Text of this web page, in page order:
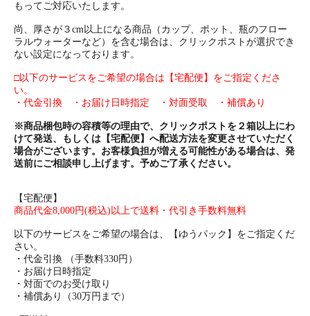
もってご対応いたします。
尚、厚さが３cm以上になる商品（カップ、ポット、瓶のフロー
ラルウォーターなど）を含む場合は、クリックポストが選択でき
ない設定になっております。
□以下のサービスをご希望の場合は【宅配便】をご指定くださ
い。
・代金引換 ・お届け日時指定 ・対面受取 ・補償あり
※商品梱包時の容積等の理由で、クリックポストを２箱以上にわ
けて発送、もしくは【宅配便】へ配送方法を変更させていただく
場合がございます。お客様負担が増える可能性がある場合は、発
送前にご相談申し上げます。予めご了承ください。
【宅配便】
商品代金8,000円(税込)以上で送料・代引き手数料無料
以下のサービスをご希望の場合は、【ゆうパック】をご指定くだ
さい。
・代金引換 （手数料330円）
・お届け日時指定
・対面でのお受け取り
・補償あり（30万円まで）